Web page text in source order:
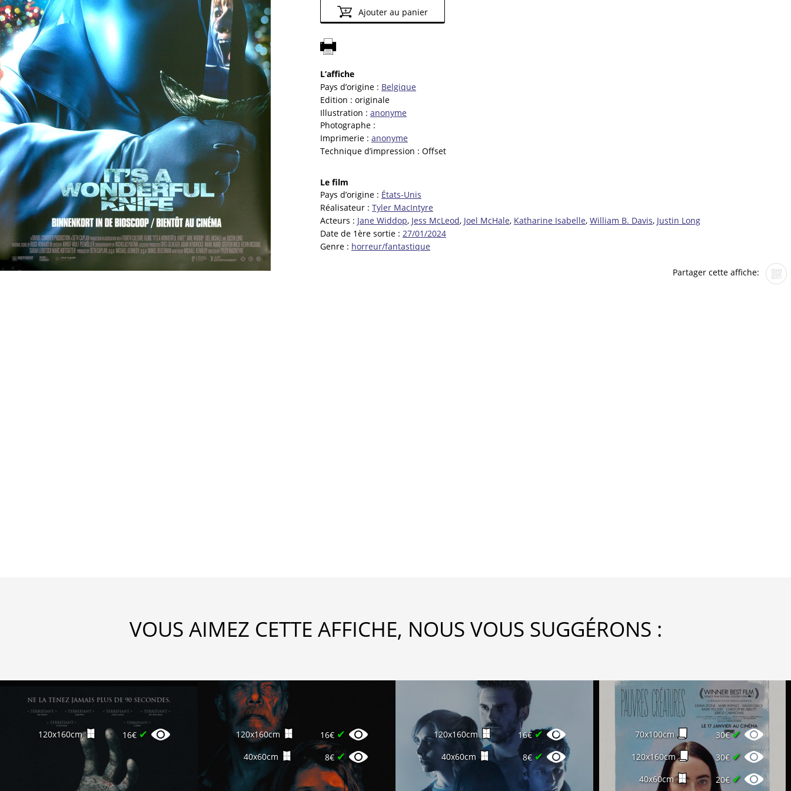
Ajouter au panier
L’affiche
Pays d’origine : Belgique
Edition : originale
Illustration : anonyme
Photographe :
Imprimerie : anonyme
Technique d’impression : Offset
Le film
Pays d’origine : États-Unis
Réalisateur : Tyler MacIntyre
Acteurs : Jane Widdop, Jess McLeod, Joel McHale, Katharine Isabelle, William B. Davis, Justin Long
Date de 1ère sortie : 27/01/2024
Genre : horreur/fantastique
Partager cette affiche:
VOUS AIMEZ CETTE AFFICHE, NOUS VOUS SUGGÉRONS :
120x160cm 16€ ✔ 120x160cm 16€ ✔
40x60cm 8€✔
120x160cm 16€✔
40x60cm 8€✔
70x100cm 30€✔
120x160cm 30€ ✔
40x60cm 20€ ✔